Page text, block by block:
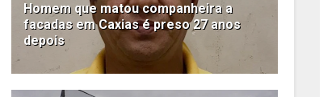
Homem que matou companheira a
facadas em Caxias é preso 27 anos
depois